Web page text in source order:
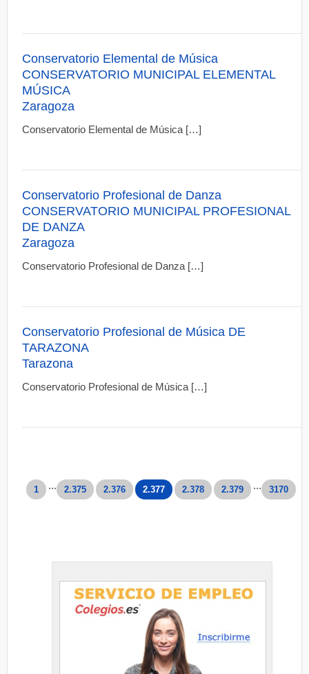
Conservatorio Elemental de Música
CONSERVATORIO MUNICIPAL ELEMENTAL
MÚSICA
Zaragoza
Conservatorio Elemental de Música […]
Conservatorio Profesional de Danza
CONSERVATORIO MUNICIPAL PROFESIONAL
DE DANZA
Zaragoza
Conservatorio Profesional de Danza […]
Conservatorio Profesional de Música DE
TARAZONA
Tarazona
Conservatorio Profesional de Música […]
1 ... 2.375 2.376 2.377 2.378 2.379 ... 3170